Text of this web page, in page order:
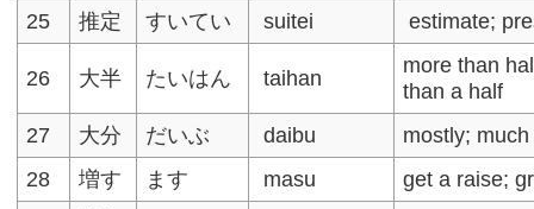
25
推定 すいてい suitei estimate;
26 大半 たいはん taihan
more than
than a half
27
大分 だいぶ daibu
mostly; much
28
増す ます masu
get a raise;